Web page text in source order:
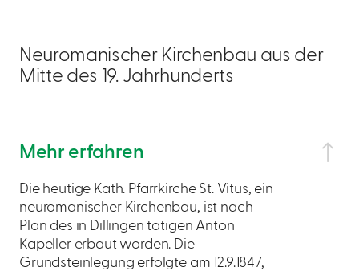
Neuromanischer Kirchenbau aus der
Mitte des 19. Jahrhunderts
Mehr erfahren
Die heutige Kath. Pfarrkirche St. Vitus, ein
neuromanischer Kirchenbau, ist nach
Plan des in Dillingen tätigen Anton
Kapeller erbaut worden. Die
Grundsteinlegung erfolgte am 12.9.1847,